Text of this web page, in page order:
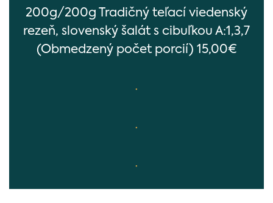
200g/200g Tradičný teľací viedenský
rezeň, slovenský šalát s cibuľkou A:1,3,7
(Obmedzený počet porcií) 15,00€
.
.
.